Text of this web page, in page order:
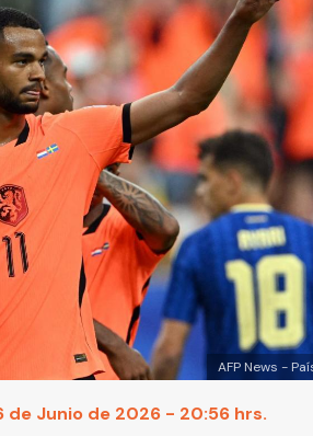
AFP News -
de Junio de 2026 - 20:56 hrs.